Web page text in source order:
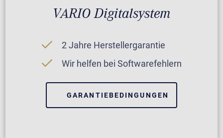
VARIO Digitalsystem
2 Jahre Herstellergarantie
Wir helfen bei Softwarefehlern
GARANTIEBEDINGUNGEN